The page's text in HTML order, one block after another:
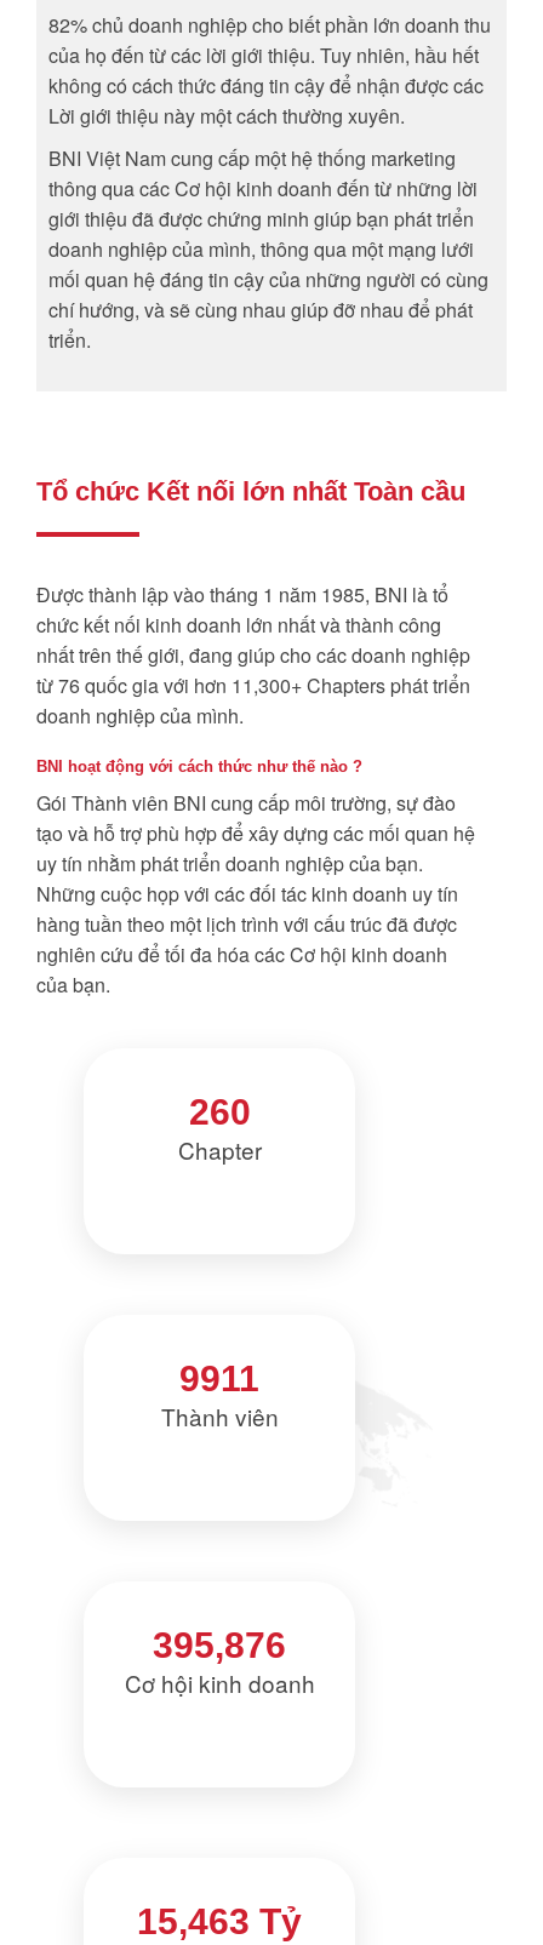
82% chủ doanh nghiệp cho biết phần lớn doanh thu
của họ đến từ các lời giới thiệu. Tuy nhiên, hầu hết
không có cách thức đáng tin cậy để nhận được các
Lời giới thiệu này một cách thường xuyên.
BNI Việt Nam cung cấp một hệ thống marketing
thông qua các Cơ hội kinh doanh đến từ những lời
giới thiệu đã được chứng minh giúp bạn phát triển
doanh nghiệp của mình, thông qua một mạng lưới
mối quan hệ đáng tin cậy của những người có cùng
chí hướng, và sẽ cùng nhau giúp đỡ nhau để phát
triển.
Tổ chức Kết nối lớn nhất Toàn cầu
Được thành lập vào tháng 1 năm 1985, BNI là tổ
chức kết nối kinh doanh lớn nhất và thành công
nhất trên thế giới, đang giúp cho các doanh nghiệp
từ 76 quốc gia với hơn 11,300+ Chapters phát triển
doanh nghiệp của mình.
BNI hoạt động với cách thức như thế nào ?
Gói Thành viên BNI cung cấp môi trường, sự đào
tạo và hỗ trợ phù hợp để xây dựng các mối quan hệ
uy tín nhằm phát triển doanh nghiệp của bạn.
Những cuộc họp với các đối tác kinh doanh uy tín
hàng tuần theo một lịch trình với cấu trúc đã được
nghiên cứu để tối đa hóa các Cơ hội kinh doanh
của bạn.
260
Chapter
9911
Thành viên
395,876
Cơ hội kinh doanh
15,463 Tỷ